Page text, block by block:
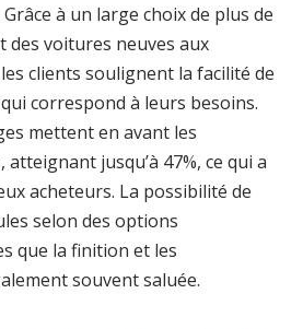
Grâce à un large choix de plus de
des voitures neuves aux
les clients soulignent la facilité de
correspond à leurs besoins.
mettent en avant les
jusqu’à 47%, ce qui a
acheteurs. La possibilité de
selon des options
que la finition et les
souvent saluée.